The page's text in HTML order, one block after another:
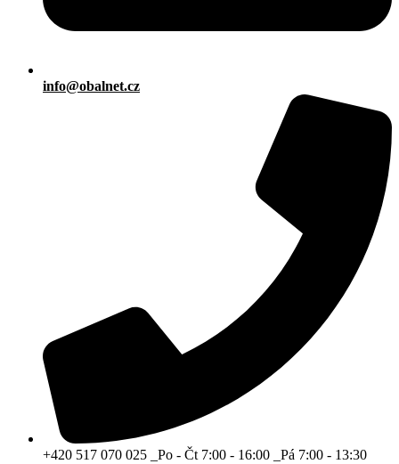
info@obalnet.cz
+420 517 070 025 _Po - Čt 7:00 - 16:00 _Pá 7:00 - 13:30